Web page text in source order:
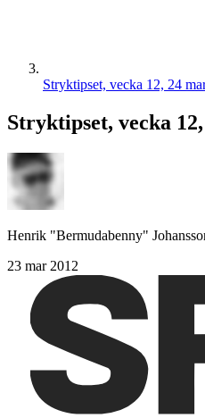
Stryktipset, vecka 12, 24
Stryktipset, vecka
Henrik "Bermudabenny"
23 mar 2012